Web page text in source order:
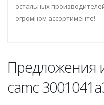
остальных
огромном ассортименте!
Предложения
camc